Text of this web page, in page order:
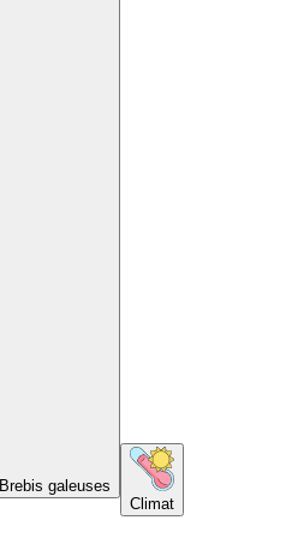
Brebis galeuses
Climat